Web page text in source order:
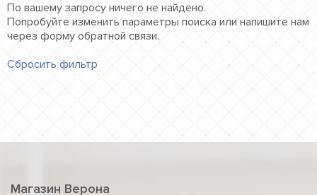
По вашему запросу ничего не найдено.
Попробуйте изменить параметры поиска или напишите нам
через форму обратной связи.
Сбросить фильтр
Магазин Верона